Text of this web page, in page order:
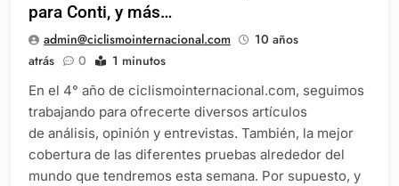
para Conti, y más…
admin@ciclismointernacional.com
10 años
atrás
0 1 minutos
En el 4° año de ciclismointernacional.com, seguimos
trabajando para ofrecerte diversos artículos
de análisis, opinión y entrevistas. También, la mejor
cobertura de las diferentes pruebas alrededor del
mundo que tendremos esta semana. Por supuesto, y